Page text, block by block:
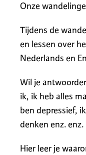
Onze
Tijdens de
en lessen over
Nederlands en
Wil je
ik, ik heb alles
ben depressief,
denken enz. enz.
Hier leer je